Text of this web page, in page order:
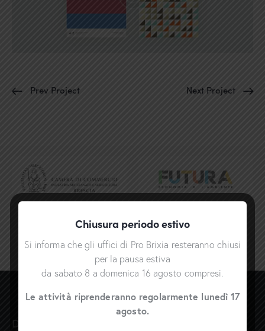
Prev Project Next Project
Direzione
Chiusura periodo estivo
Si informa che gli uffici di Pro Brixia resteranno chiusi
per la pausa estiva
da sabato 8 a domenica 16 agosto compresi.
Le attività riprenderanno regolarmente lunedì 17
agosto.